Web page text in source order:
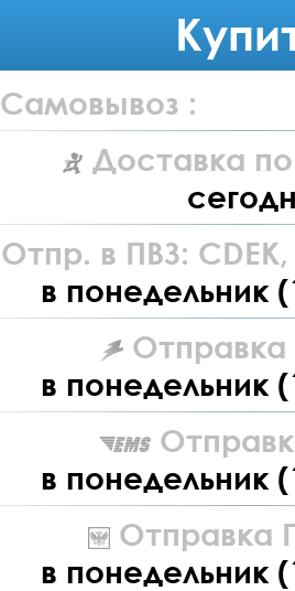
Самовывоз :
Доставка
Отпр. в ПВЗ: CDEK,
в понедельник
Отправка
в понедельник
в понедельник
Отправка
в понедельник